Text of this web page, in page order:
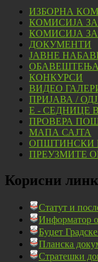
ИЗБОРНА
КОМИСИЈА
КОМИСИЈА
ДОКУМЕНТИ
ЈАВНЕ
ОБАВЕШТЕЊА
КОНКУРСИ
ВИДЕО
ПРИЈАВА /
Е - СЕДНИЦЕ
ПРОВЕРА
МАПА САЈТА
ОПШТИНСКИ
ПРЕУЗМИТЕ
Корисни
Статут и
Информатор
Буџет
Планска
Стратешки